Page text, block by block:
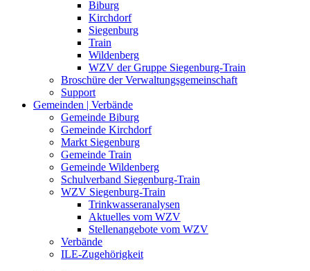
Biburg
Kirchdorf
Siegenburg
Train
Wildenberg
WZV der Gruppe Siegenburg-Train
Broschüre der Verwaltungsgemeinschaft
Support
Gemeinden | Verbände
Gemeinde Biburg
Gemeinde Kirchdorf
Markt Siegenburg
Gemeinde Train
Gemeinde Wildenberg
Schulverband Siegenburg-Train
WZV Siegenburg-Train
Trinkwasseranalysen
Aktuelles vom WZV
Stellenangebote vom WZV
Verbände
ILE-Zugehörigkeit